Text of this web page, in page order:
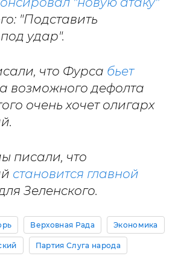
"Подставить
удар".
что Фурса бьет
возможного дефолта
очень хочет олигарх
писали, что
становится главной
Зеленского.
Верховная Рада Экономика
Партия Слуга народа